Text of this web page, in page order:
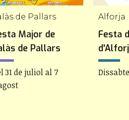
de Pallars
Major de
de Pallars
31 de juliol al 7
Alforja
Festa